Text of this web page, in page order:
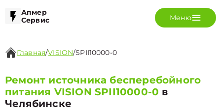
Апмер
Сервис
Меню
Главная/VISION/SPII10000-0
Ремонт источника бесперебойного
питания VISION SPII10000-0 в
Челябинске